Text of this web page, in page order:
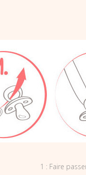
1 : Faire